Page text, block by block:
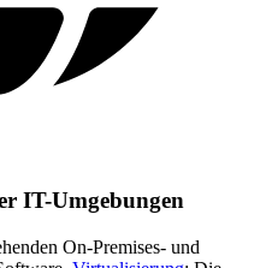
IT-Umgebungen
On-Premises- und